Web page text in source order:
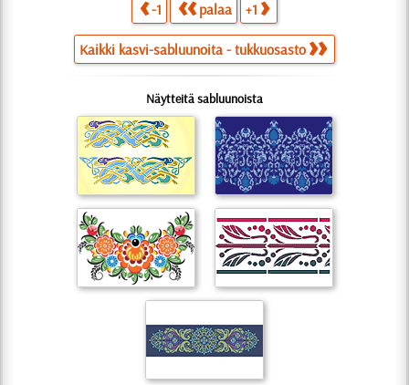
-1 palaa +1
Kaikki kasvi-sabluunoita - tukkuosasto
Näytteitä sabluunoista